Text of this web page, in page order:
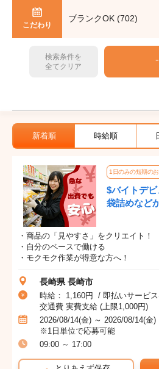
こだわり
ブランクOK (702)
検索条件を
全てクリア
新着順 時給順
1日のみの短期の
$バイトデ
袋詰めなど
・商品の「見やすさ」をクリエイト！
・自分のペースで働ける
・モクモク作業が得意な方へ！
長崎県 長崎市
時給： 1,160円 / 即払いサービ
交通費 実費支給 (上限1,000円)
2026/08/14(金) ～ 2026/08/14(金)
※1日単位で応募可能
09:00 ～ 17:00